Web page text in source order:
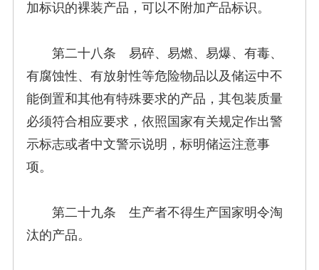
加标识的裸装产品，可以不附加产品标识。
第二十八条 易碎、易燃、易爆、有毒、
有腐蚀性、有放射性等危险物品以及储运中不
能倒置和其他有特殊要求的产品，其包装质量
必须符合相应要求，依照国家有关规定作出警
示标志或者中文警示说明，标明储运注意事
项。
第二十九条 生产者不得生产国家明令淘
汰的产品。